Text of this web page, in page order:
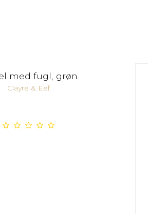
med fugl, grøn
Clayre & Eef